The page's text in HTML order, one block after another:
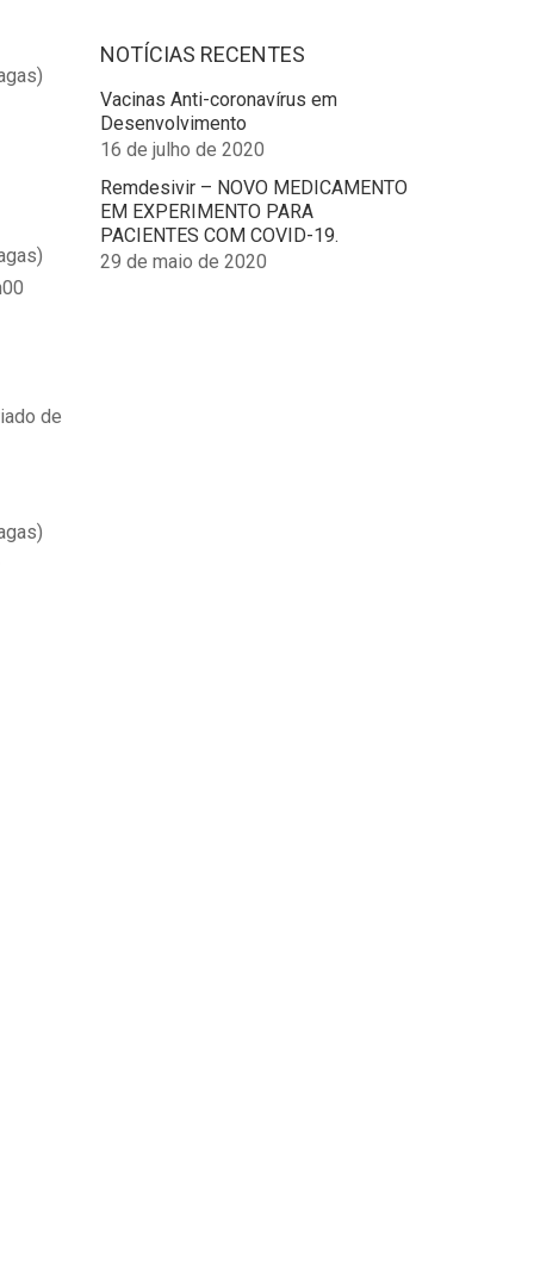
de
product
has
variants.
The
options
be
chosen
on
the
NOTÍCIAS RECENTES
Vacinas Anti-coronavírus em
Desenvolvimento
16 de julho de 2020
Remdesivir – NOVO MEDICAMENTO
EM EXPERIMENTO PARA
PACIENTES COM COVID-19.
29 de maio de 2020